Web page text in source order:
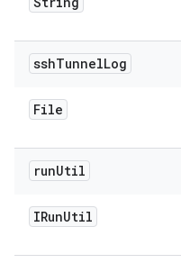
sshTunnelLog
File
runUtil
IRunUtil